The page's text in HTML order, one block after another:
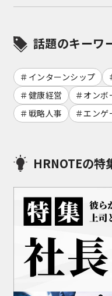
話題のキーワ
インターンシップ
健康経営
オンボ
戦略人事
エンゲ
HRNOTEの特